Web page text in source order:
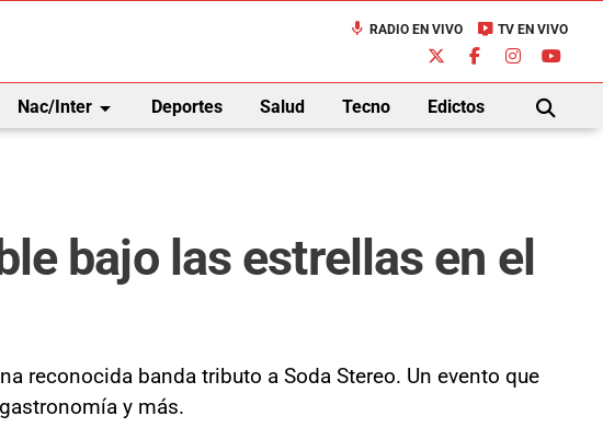
mic RADIO EN VIVO live_tv TV EN VIVO
Nac/Interarrow_drop_down Deportes Salud Tecno Edictos
BUSCAR
bajo las estrellas en el
reconocida banda tributo a Soda Stereo. Un evento que
y más.